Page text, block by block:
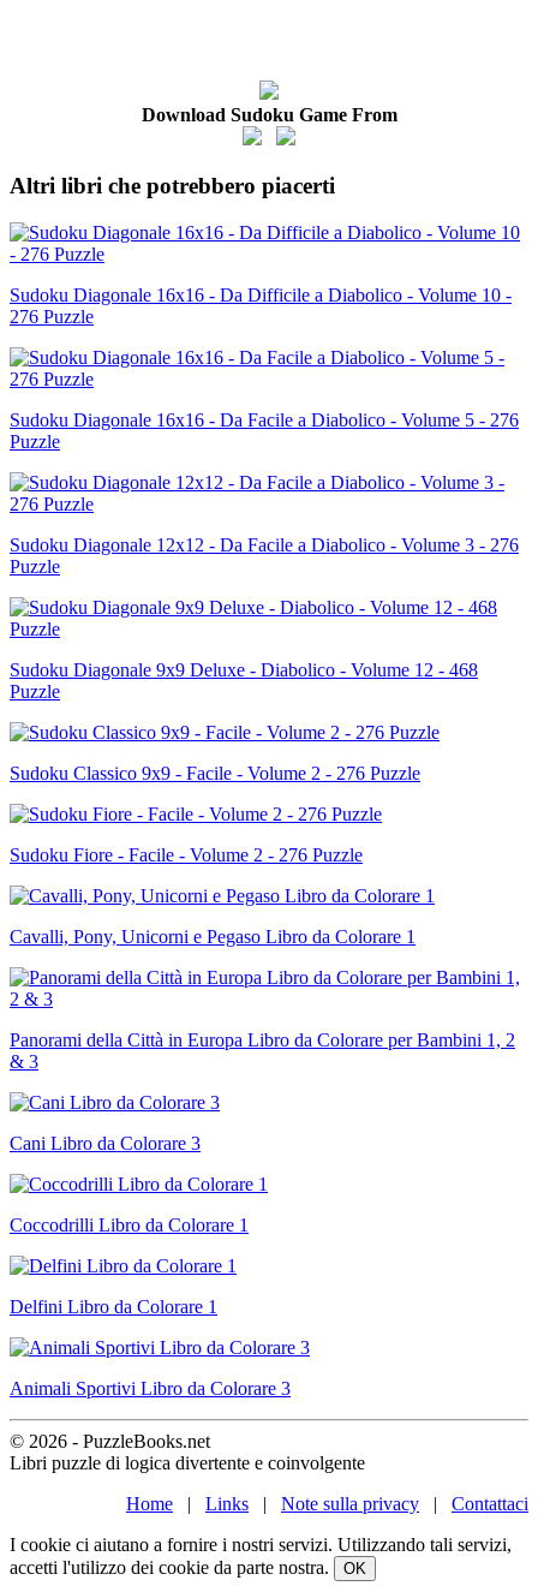
Download Sudoku Game From
Altri libri che potrebbero piacerti
Sudoku Diagonale 16x16 - Da Difficile a Diabolico - Volume 10 -
276 Puzzle
Sudoku Diagonale 16x16 - Da Facile a Diabolico - Volume 5 - 276
Puzzle
Sudoku Diagonale 12x12 - Da Facile a Diabolico - Volume 3 - 276
Puzzle
Sudoku Diagonale 9x9 Deluxe - Diabolico - Volume 12 - 468
Puzzle
Sudoku Classico 9x9 - Facile - Volume 2 - 276 Puzzle
Sudoku Fiore - Facile - Volume 2 - 276 Puzzle
Cavalli, Pony, Unicorni e Pegaso Libro da Colorare 1
Panorami della Città in Europa Libro da Colorare per Bambini 1, 2
& 3
Cani Libro da Colorare 3
Coccodrilli Libro da Colorare 1
Delfini Libro da Colorare 1
Animali Sportivi Libro da Colorare 3
© 2026 - PuzzleBooks.net
Libri puzzle di logica divertente e coinvolgente
Home | Links | Note sulla privacy | Contattaci
I cookie ci aiutano a fornire i nostri servizi. Utilizzando tali servizi,
accetti l'utilizzo dei cookie da parte nostra.
OK